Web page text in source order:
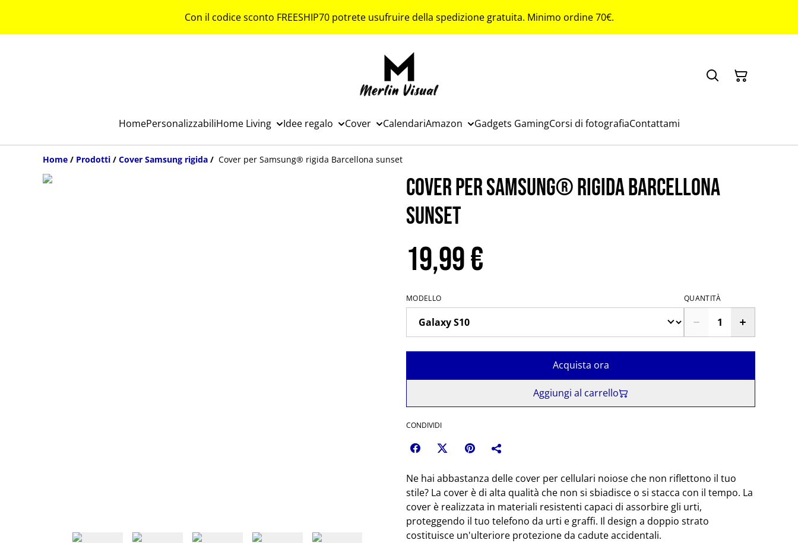
Con il codice sconto FREESHIP70 potrete usufruire della spedizione gratuita. Minimo ordine 70€.
HomePersonalizzabiliHome Living Idee regalo Cover CalendariAmazon Gadgets GamingCorsi di fotografiaContattami
Home / Prodotti / Cover Samsung rigida / Cover per Samsung® rigida Barcellona sunset
Cover per Samsung® rigida Barcellona
sunset
19,99 €
MODELLO QUANTITÀ
Acquista ora
Aggiungi al carrello
CONDIVIDI
Ne hai abbastanza delle cover per cellulari noiose che non riflettono il tuo
stile? La cover è di alta qualità che non si sbiadisce o si stacca con il tempo. La
cover è realizzata in materiali resistenti capaci di assorbire gli urti,
proteggendo il tuo telefono da urti e graffi. Il design a doppio strato
costituisce un'ulteriore protezione da cadute accidentali.